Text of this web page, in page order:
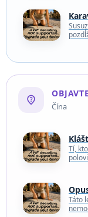
not_listed_location Čína
Tí,
Táto